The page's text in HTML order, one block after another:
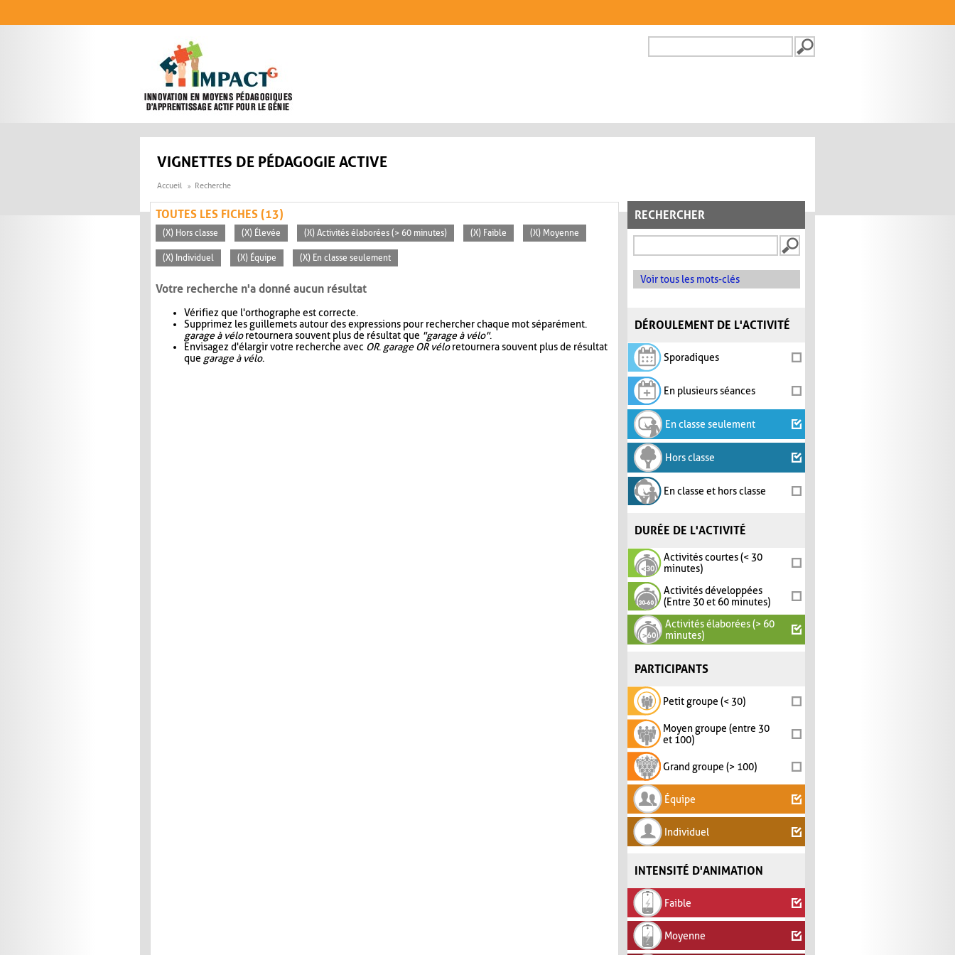
FORMULAIRE DE
VIGNETTES DE PÉDAGOGIE ACTIVE
Accueil Recherche
RECHERCHER
Voir tous les mots-clés
DÉROULEMENT DE L'ACTIVITÉ
Sporadiques
En plusieurs séances
En classe seulement
Hors classe
En classe et hors classe
DURÉE DE L'ACTIVITÉ
Activités courtes (< 30
minutes)
Activités développées
(Entre 30 et 60 minutes)
Activités élaborées (> 60
minutes)
PARTICIPANTS
Petit groupe (< 30)
Moyen groupe (entre 30
et 100)
Grand groupe (> 100)
Équipe
Individuel
INTENSITÉ D'ANIMATION
Faible
Moyenne
TOUTES LES FICHES (13)
(X) Hors classe (X) Élevée (X) Activités élaborées (> 60 minutes) (X) Faible (X) Moyenne
(X) Individuel (X) Équipe (X) En classe seulement
Votre recherche n'a donné aucun résultat
Vérifiez que l'orthographe est correcte.
Supprimez les guillemets autour des expressions pour rechercher chaque mot séparément.
garage à véloretournera souvent plus de résultat que "garage à vélo".
Envisagez d'élargir votre recherche avec OR. garage OR véloretournera souvent plus de résultat
que garage à vélo.